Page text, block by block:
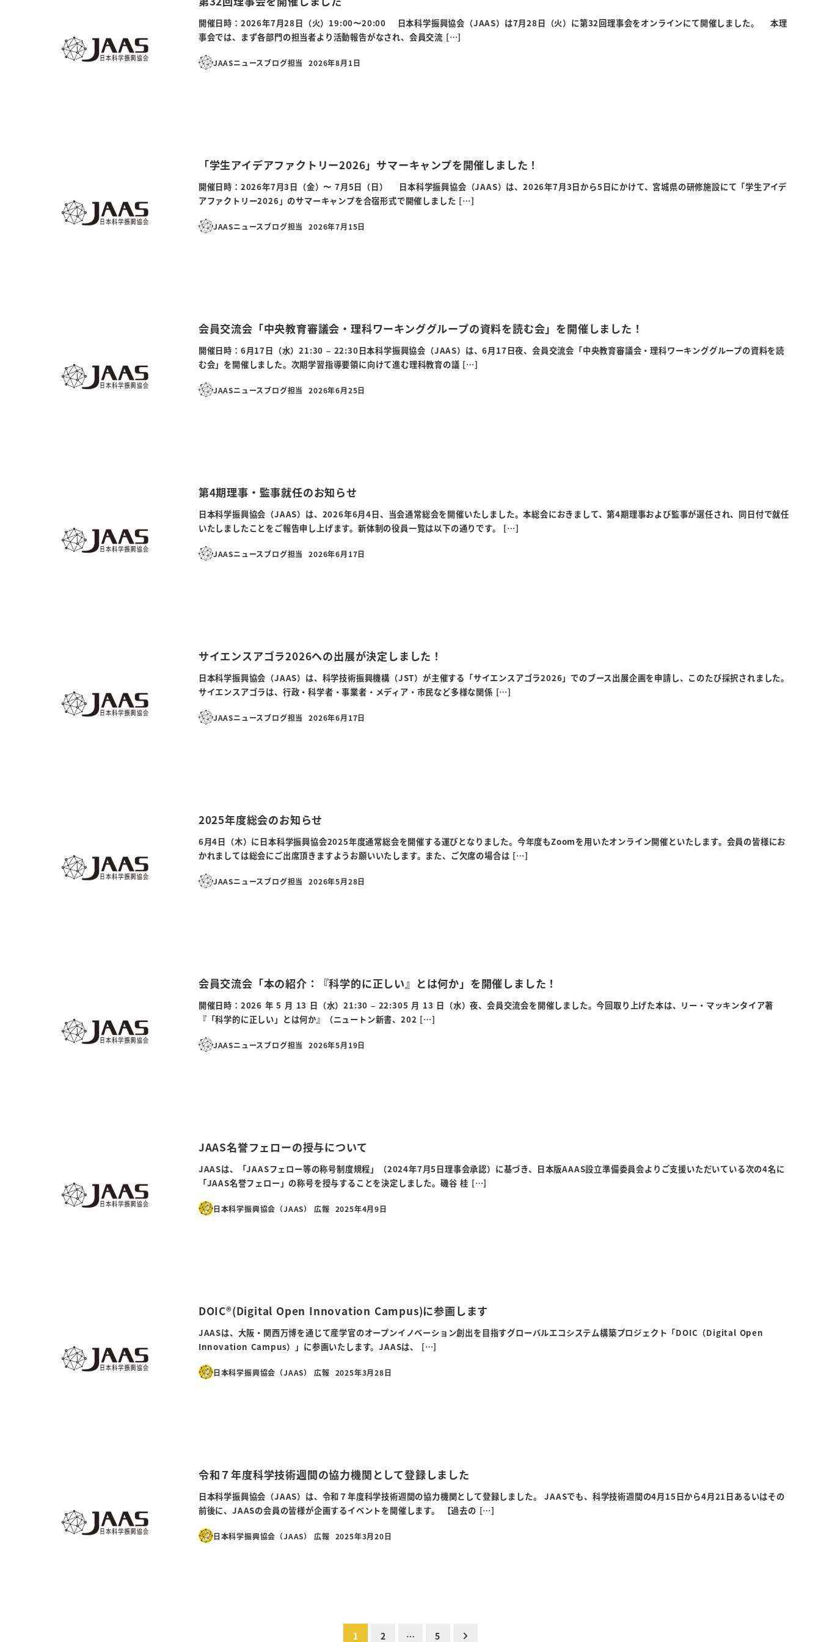
開催日時：2026年7月28日（火）19:00〜20:00 日本科学振興協会（JAAS）は7月28日（火）に第32回理事会をオンラインにて開催しました。 本理
事会では、まず各部門の担当者より活動報告がなされ、会員交流 […]
JAASニュースブログ担当
投稿日
2026年8月1日
「学生アイデアファクトリー2026」サマーキャンプを開催しました！
開催日時：2026年7月3日（金）〜 7月5日（日） 日本科学振興協会（JAAS）は、2026年7月3日から5日にかけて、宮城県の研修施設にて「学生アイデ
アファクトリー2026」のサマーキャンプを合宿形式で開催しました […]
JAASニュースブログ担当
投稿日
2026年7月15日
会員交流会「中央教育審議会・理科ワーキンググループの資料を読む会」を開催しました！
開催日時：6月17日（水）21:30 – 22:30日本科学振興協会（JAAS）は、6月17日夜、会員交流会「中央教育審議会・理科ワーキンググループの資料を読
む会」を開催しました。次期学習指導要領に向けて進む理科教育の議 […]
JAASニュースブログ担当
投稿日
2026年6月25日
第4期理事・監事就任のお知らせ
日本科学振興協会（JAAS）は、2026年6月4日、当会通常総会を開催いたしました。本総会におきまして、第4期理事および監事が選任され、同日付で就任
いたしましたことをご報告申し上げます。新体制の役員一覧は以下の通りです。 […]
JAASニュースブログ担当
投稿日
2026年6月17日
サイエンスアゴラ2026への出展が決定しました！
日本科学振興協会（JAAS）は、科学技術振興機構（JST）が主催する「サイエンスアゴラ2026」でのブース出展企画を申請し、このたび採択されました。
サイエンスアゴラは、行政・科学者・事業者・メディア・市民など多様な関係 […]
JAASニュースブログ担当
投稿日
2026年6月17日
2025年度総会のお知らせ
6月4日（木）に日本科学振興協会2025年度通常総会を開催する運びとなりました。今年度もZoomを用いたオンライン開催といたします。会員の皆様にお
かれましては総会にご出席頂きますようお願いいたします。また、ご欠席の場合は […]
JAASニュースブログ担当
投稿日
2026年5月28日
会員交流会「本の紹介：『科学的に正しい』とは何か」を開催しました！
開催日時：2026 年 5 月 13 日（水）21:30 – 22:305 月 13 日（水）夜、会員交流会を開催しました。今回取り上げた本は、リー・マッキンタイア著
『「科学的に正しい」とは何か』（ニュートン新書、202 […]
JAASニュースブログ担当
投稿日
2026年5月19日
JAAS名誉フェローの授与について
JAASは、「JAASフェロー等の称号制度規程」（2024年7月5日理事会承認）に基づき、日本版AAAS設立準備委員会よりご支援いただいている次の4名に
「JAAS名誉フェロー」の称号を授与することを決定しました。磯谷 桂 […]
日本科学振興協会（JAAS） 広報
投稿日
2025年4月9日
DOIC®(Digital Open Innovation Campus)に参画します
JAASは、大阪・関西万博を通じて産学官のオープンイノベーション創出を目指すグローバルエコシステム構築プロジェクト「DOIC（Digital Open
Innovation Campus）」に参画いたします。JAASは、 […]
日本科学振興協会（JAAS） 広報
投稿日
2025年3月28日
令和７年度科学技術週間の協力機関として登録しました
日本科学振興協会（JAAS）は、令和７年度科学技術週間の協力機関として登録しました。 JAASでも、科学技術週間の4月15日から4月21日あるいはその
前後に、JAASの会員の皆様が企画するイベントを開催します。 【過去の […]
日本科学振興協会（JAAS） 広報
投稿日
2025年3月20日
1 2 … 5